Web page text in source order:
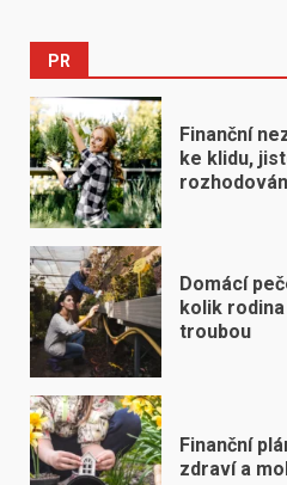
PR
Finanční
ke klidu,
Domácí
kolik
troubou
Finanční
zdraví a